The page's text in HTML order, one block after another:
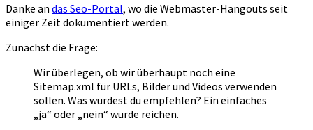
Danke an das Seo-Portal, wo die Webmaster-Hangouts seit
einiger Zeit dokumentiert werden.
Zunächst die Frage:
Wir überlegen, ob wir überhaupt noch eine
Sitemap.xml für URLs, Bilder und Videos verwenden
sollen. Was würdest du empfehlen? Ein einfaches
„ja“ oder „nein“ würde reichen.